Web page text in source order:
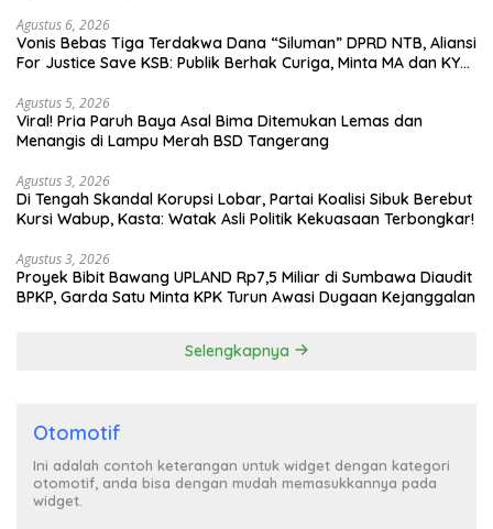
Agustus 6, 2026
Vonis Bebas Tiga Terdakwa Dana “Siluman” DPRD NTB, Aliansi
For Justice Save KSB: Publik Berhak Curiga, Minta MA dan KY
Agustus 5, 2026
Viral! Pria Paruh Baya Asal Bima Ditemukan Lemas dan
Menangis di Lampu Merah BSD Tangerang
Agustus 3, 2026
Di Tengah Skandal Korupsi Lobar, Partai Koalisi Sibuk Berebut
Kursi Wabup, Kasta: Watak Asli Politik Kekuasaan Terbongkar!
Agustus 3, 2026
Proyek Bibit Bawang UPLAND Rp7,5 Miliar di Sumbawa Diaudit
BPKP, Garda Satu Minta KPK Turun Awasi Dugaan Kejanggalan
Selengkapnya
Otomotif
Ini adalah contoh keterangan untuk widget dengan kategori
otomotif, anda bisa dengan mudah memasukkannya pada
widget.